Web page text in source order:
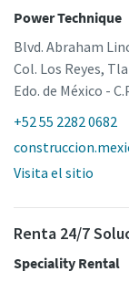
Power Technique
Blvd. Abraham
Col. Los Reyes,
Edo. de México -
+52 55 2282 0682
Visita el sitio
Renta 24/7
Speciality Rental